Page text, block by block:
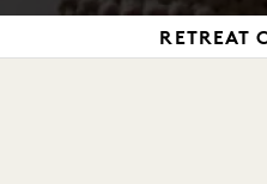
RETREAT